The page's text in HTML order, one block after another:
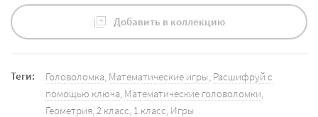
Добавить в коллекцию
Теги: Головоломка Математические игры Расшифруй с
помощью ключа Математические головоломки
Геометрия 2 класс 1 класс Игры